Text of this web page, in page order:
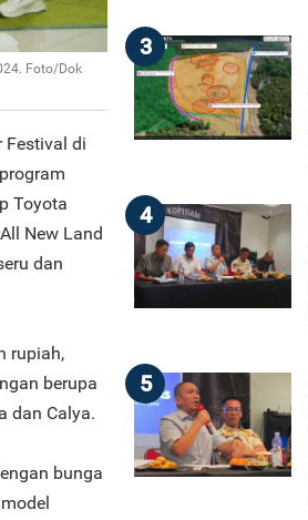
Foto/Dok
Festival di
Toyota
New Land
dan
rupiah,
berupa
dan Calya.
bunga
3
4
5